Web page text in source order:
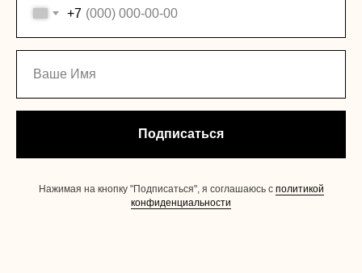
+7
Подписаться
Нажимая на кнопку "Подписаться", я соглашаюсь с политикой
конфиденциальности